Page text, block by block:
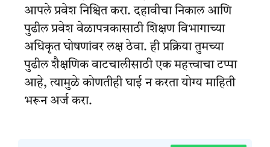
आपले प्रवेश निश्चित करा. दहावीचा निकाल आणि
पुढील प्रवेश वेळापत्रकासाठी शिक्षण विभागाच्या
अधिकृत घोषणांवर लक्ष ठेवा. ही प्रक्रिया तुमच्या
पुढील शैक्षणिक वाटचालीसाठी एक महत्त्वाचा टप्पा
आहे, त्यामुळे कोणतीही घाई न करता योग्य माहिती
भरून अर्ज करा.